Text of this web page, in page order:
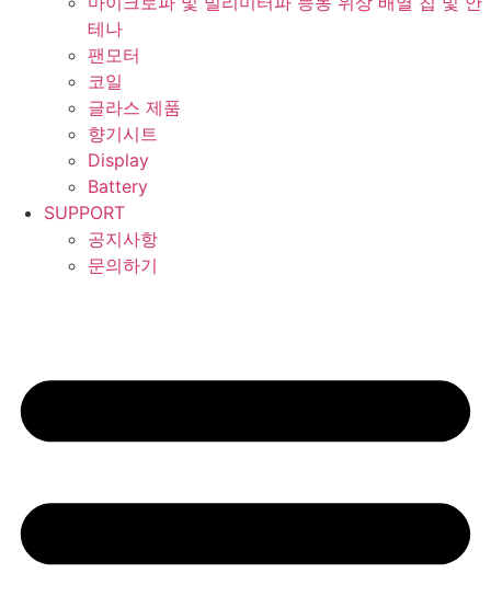
테나
팬모터
코일
글라스 제품
향기시트
Display
Battery
SUPPORT
공지사항
문의하기